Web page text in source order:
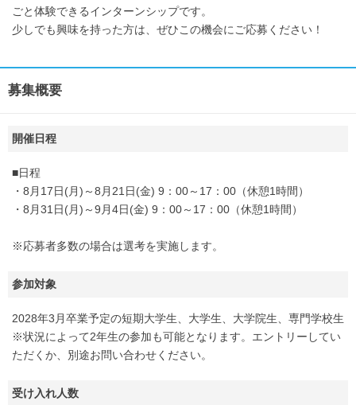
ごと体験できるインターンシップです。
少しでも興味を持った方は、ぜひこの機会にご応募ください！
募集概要
開催日程
■日程
・8月17日(月)～8月21日(金) 9：00～17：00（休憩1時間）
・8月31日(月)～9月4日(金) 9：00～17：00（休憩1時間）
※応募者多数の場合は選考を実施します。
参加対象
2028年3月卒業予定の短期大学生、大学生、大学院生、専門学校生
※状況によって2年生の参加も可能となります。エントリーしてい
ただくか、別途お問い合わせください。
受け入れ人数